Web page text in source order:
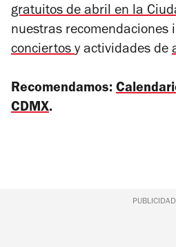
gratuitos de abril en la
nuestras recomendaciones
conciertosy actividades de
Recomendamos:
CDMX.
PUBLICIDAD